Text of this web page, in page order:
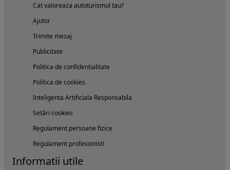
Cat valoreaza autoturismul tau?
Ajutor
Trimite mesaj
Publicitate
Politica de confidentialitate
Politica de cookies
Inteligenta Artificiala Responsabila
Setări cookies
Regulament persoane fizice
Regulament profesionisti
Informatii utile